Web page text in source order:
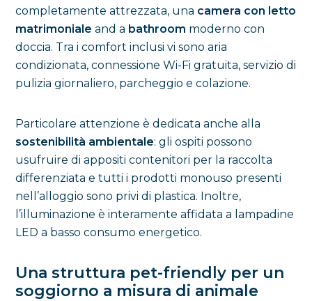
completamente attrezzata, una camera con letto
matrimoniale and a bathroom moderno con
doccia. Tra i comfort inclusi vi sono aria
condizionata, connessione Wi-Fi gratuita, servizio di
pulizia giornaliero, parcheggio e colazione.
Particolare attenzione è dedicata anche alla
sostenibilità ambientale: gli ospiti possono
usufruire di appositi contenitori per la raccolta
differenziata e tutti i prodotti monouso presenti
nell’alloggio sono privi di plastica. Inoltre,
l’illuminazione è interamente affidata a lampadine
LED a basso consumo energetico.
Una struttura pet-friendly per un
soggiorno a misura di animale